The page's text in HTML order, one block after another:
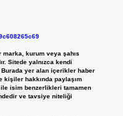
kurum veya şahıs
Sitede yalnızca kendi
Burada yer alan içerikler haber
kişiler hakkında paylaşım
isim benzerlikleri tamamen
ve tavsiye niteliği